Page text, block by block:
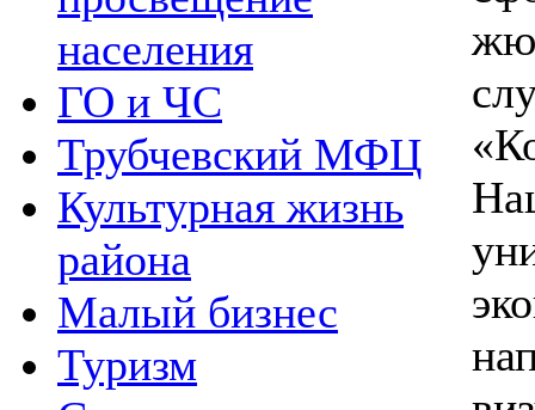
населения
ГО и ЧС
Трубчевский МФЦ
Культурная жизнь
района
Малый бизнес
Туризм